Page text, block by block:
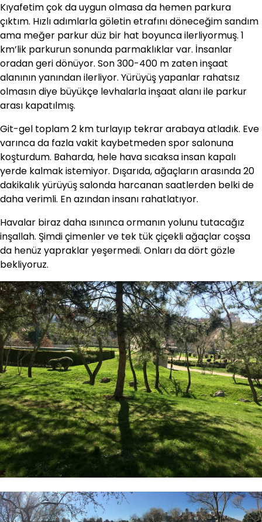
Kıyafetim çok da uygun olmasa da hemen parkura
çıktım. Hızlı adımlarla göletin etrafını döneceğim sandım
ama meğer parkur düz bir hat boyunca ilerliyormuş. 1
km’lik parkurun sonunda parmaklıklar var. İnsanlar
oradan geri dönüyor. Son 300-400 m zaten inşaat
alanının yanından ilerliyor. Yürüyüş yapanlar rahatsız
olmasın diye büyükçe levhalarla inşaat alanı ile parkur
arası kapatılmış.
Git-gel toplam 2 km turlayıp tekrar arabaya atladık. Eve
varınca da fazla vakit kaybetmeden spor salonuna
koşturdum. Baharda, hele hava sıcaksa insan kapalı
yerde kalmak istemiyor. Dışarıda, ağaçların arasında 20
dakikalık yürüyüş salonda harcanan saatlerden belki de
daha verimli. En azından insanı rahatlatıyor.
Havalar biraz daha ısınınca ormanın yolunu tutacağız
inşallah. Şimdi çimenler ve tek tük çiçekli ağaçlar coşsa
da henüz yapraklar yeşermedi. Onları da dört gözle
bekliyoruz.